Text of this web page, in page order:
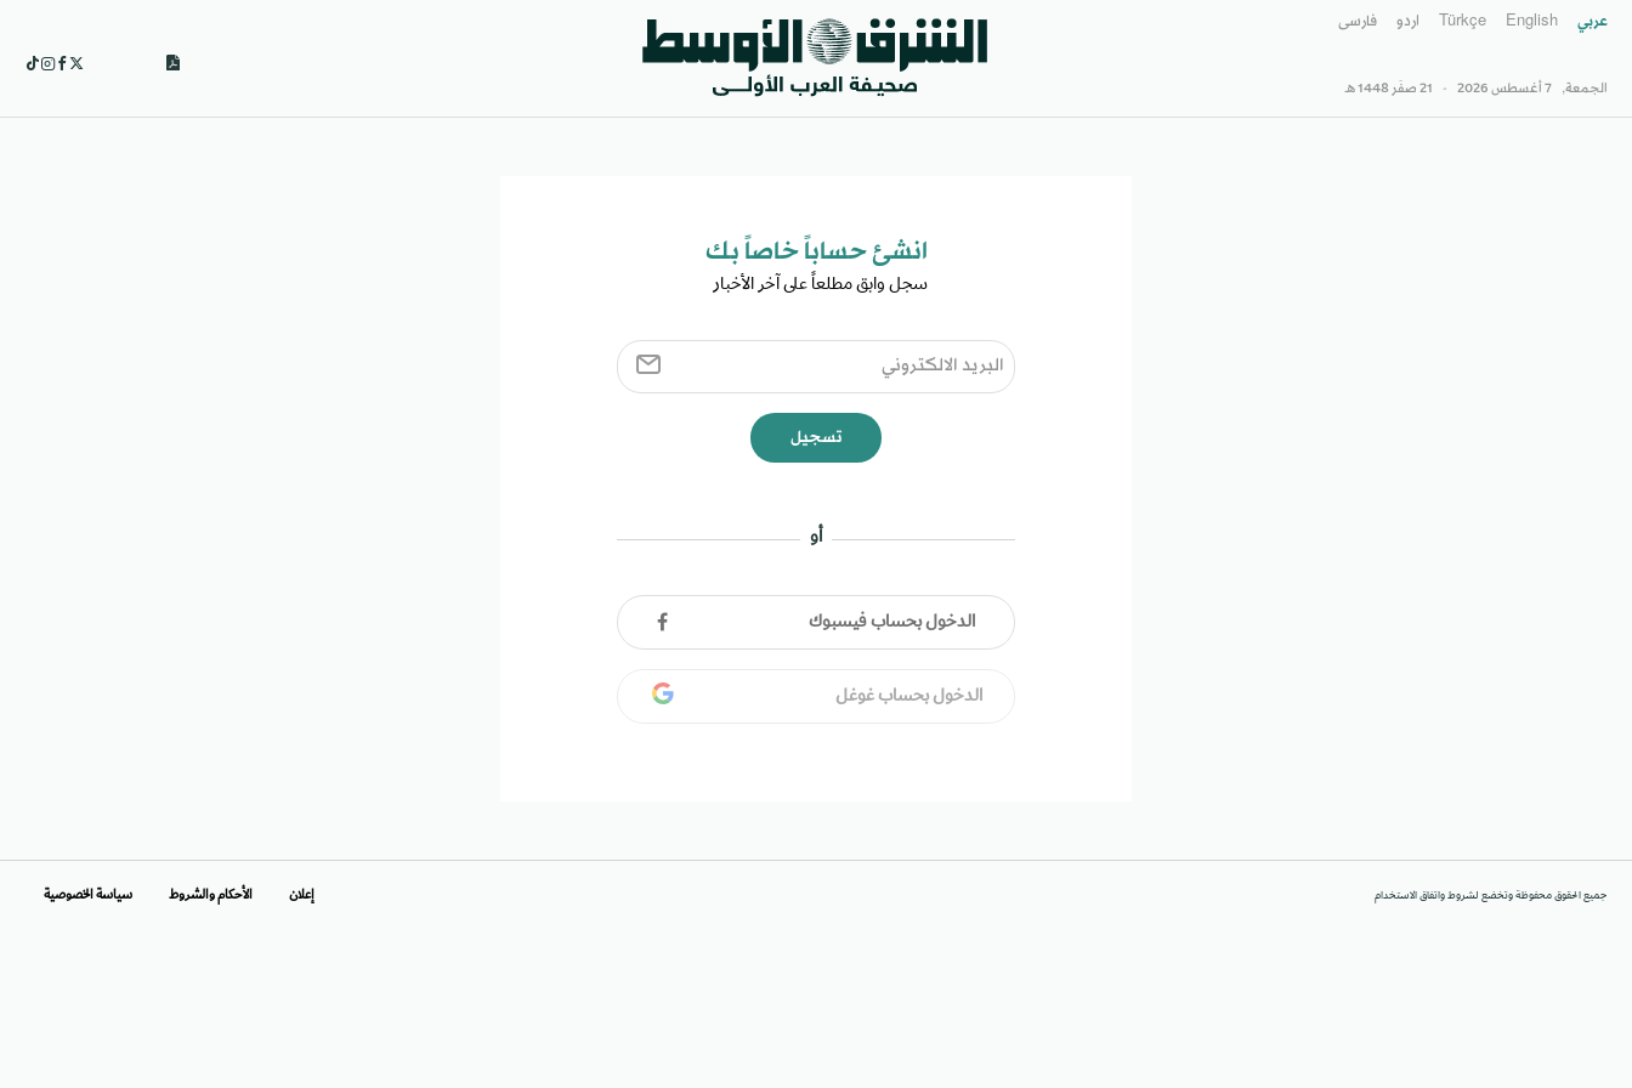
عربي English
Türkçe اردو فارسى
الجمعة, 7 أغسطس 2026 - 21 صفَر 1448 هـ
انشئ حساباً خاصاً بك​
سجل وابق مطلعاً على آخر الأخبار ​
تسجيل
أو
الدخول بحساب فيسبوك
الدخول بحساب غوغل
جميع الحقوق محفوظة وتخضع لشروط واتفاق الاستخدام إعلان الأحكام والشروط سياسة الخصوصية